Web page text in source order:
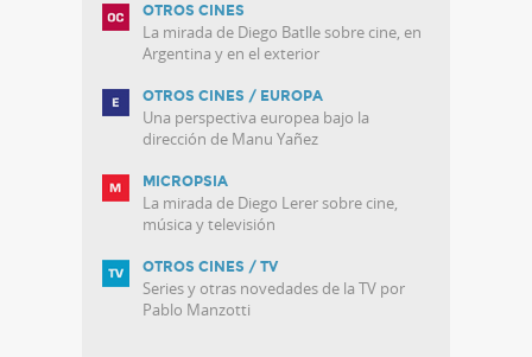
OTROS CINES
La mirada de Diego Batlle sobre cine, en
Argentina y en el exterior
OTROS CINES / EUROPA
Una perspectiva europea bajo la
dirección de Manu Yañez
MICROPSIA
La mirada de Diego Lerer sobre cine,
música y televisión
OTROS CINES / TV
Series y otras novedades de la TV por
Pablo Manzotti